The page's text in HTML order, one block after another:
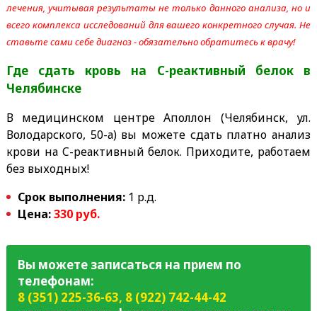
лечения, учитывая результаты не только данного анализа, но и
всего комплекса исследований для вашего конкретного случая. Не
ставьте сами себе диагноз - обязательно обратитесь к врачу!
Где сдать кровь на C-реактивный белок в
Челябинске
В медицинском центре Аполлон (Челябинск, ул.
Володарского, 50-а) вы можете сдать платно анализ
крови на C-реактивный белок. Приходите, работаем
без выходных!
Срок выполнения:1 р.д.
Цена:330 руб.
Вы можете записаться на прием по
телефонам:
8 (351) 225-36-63, 8 (922) 742-44-42